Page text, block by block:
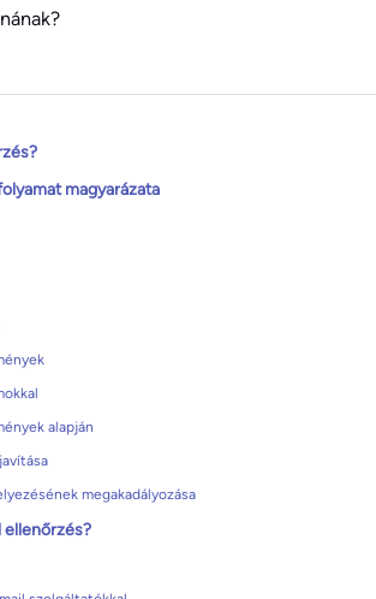
magyarázata
alapján
megakadályozása